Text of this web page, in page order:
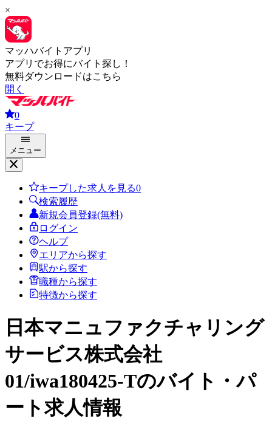
×
マッハバイトアプリ
アプリでお得にバイト探し！
無料ダウンロードはこちら
開く
0
キープ
メニュー
キープした求人を見る0
検索履歴
新規会員登録(無料)
ログイン
ヘルプ
エリアから探す
駅から探す
職種から探す
特徴から探す
日本マニュファクチャリング
サービス株式会社
01/iwa180425-Tのバイト・パ
ート求人情報